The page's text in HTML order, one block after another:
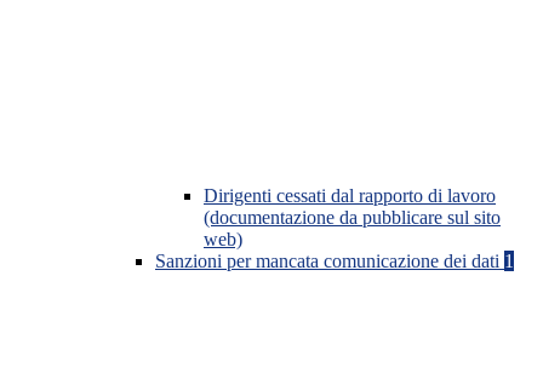
Dirigenti cessati dal rapporto di lavoro
(documentazione da pubblicare sul sito
web)
Sanzioni per mancata comunicazione dei dati 1